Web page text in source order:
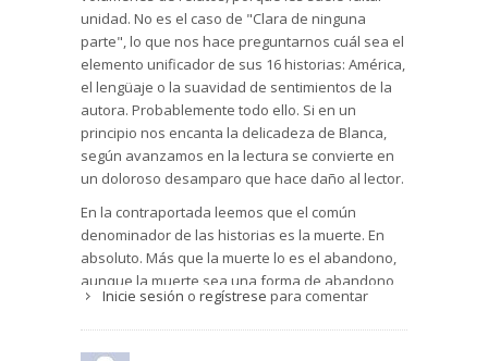
unidad. No es el caso de "Clara de ninguna
parte", lo que nos hace preguntarnos cuál sea el
elemento unificador de sus 16 historias: América,
el lengüaje o la suavidad de sentimientos de la
autora. Probablemente todo ello. Si en un
principio nos encanta la delicadeza de Blanca,
según avanzamos en la lectura se convierte en
un doloroso desamparo que hace daño al lector.
En la contraportada leemos que el común
denominador de las historias es la muerte. En
absoluto. Más que la muerte lo es el abandono,
aunque la muerte sea una forma de abandono
por ejemplo en "El temblor" (pág.45). El abandono
de la mujer por su marido resulta cruel en "El
Arco" (pág.83) o "La Boliviana" (pag.219). "Clara
Inicie sesión o regístrese para comentar